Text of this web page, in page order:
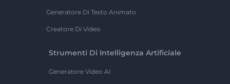
Generatore Di Testo Animato
Creatore Di Video
Strumenti Di Intelligenza Artificiale
Generatore Video AI